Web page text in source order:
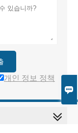

개인 정보 정책